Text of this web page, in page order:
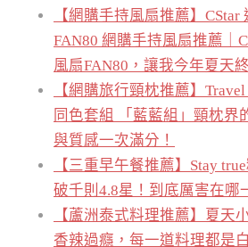
【網購手持風扇推薦】
FAN80 網購手持風扇推薦｜
風扇FAN80，讓我今年夏天
【網購旅行頸枕推薦】
同色套組 「藍藍組」頸枕界
與質感一次滿分！
【三重早午餐推薦】Stay
破千則4.8星！到底厲害在哪
【蘆洲泰式料理推薦】夏天
香辣過癮，每一道料理都是